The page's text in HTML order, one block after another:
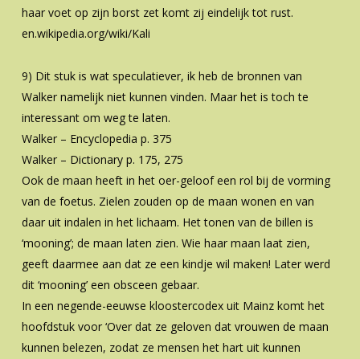
haar voet op zijn borst zet komt zij eindelijk tot rust.
en.wikipedia.org/wiki/Kali
9) Dit stuk is wat speculatiever, ik heb de bronnen van
Walker namelijk niet kunnen vinden. Maar het is toch te
interessant om weg te laten.
Walker – Encyclopedia p. 375
Walker – Dictionary p. 175, 275
Ook de maan heeft in het oer-geloof een rol bij de vorming
van de foetus. Zielen zouden op de maan wonen en van
daar uit indalen in het lichaam. Het tonen van de billen is
‘mooning’; de maan laten zien. Wie haar maan laat zien,
geeft daarmee aan dat ze een kindje wil maken! Later werd
dit ‘mooning’ een obsceen gebaar.
In een negende-eeuwse kloostercodex uit Mainz komt het
hoofdstuk voor ‘Over dat ze geloven dat vrouwen de maan
kunnen belezen, zodat ze mensen het hart uit kunnen